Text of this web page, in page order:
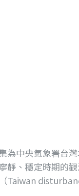
為中央氣象署台
靜、穩定時期的
Taiwan